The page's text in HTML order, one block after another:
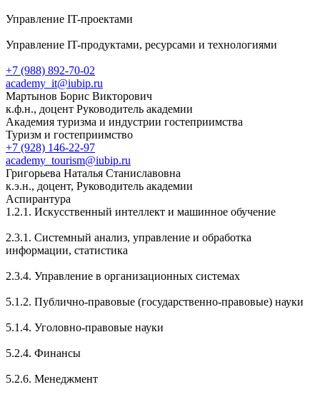
Управление IT-проектами
Управление IT-продуктами, ресурсами и технологиями
+7 (988) 892-70-02
academy_it@iubip.ru
Мартынов Борис Викторович
к.ф.н., доцент Руководитель академии
Академия туризма и индустрии гостеприимства
Туризм и гостеприимство
+7 (928) 146-22-97
academy_tourism@iubip.ru
Григорьева Наталья Станиславовна
к.э.н., доцент, Руководитель академии
Аспирантура
1.2.1. Искусственный интеллект и машинное обучение
2.3.1. Системный анализ, управление и обработка
информации, статистика
2.3.4. Управление в организационных системах
5.1.2. Публично-правовые (государственно-правовые) науки
5.1.4. Уголовно-правовые науки
5.2.4. Финансы
5.2.6. Менеджмент